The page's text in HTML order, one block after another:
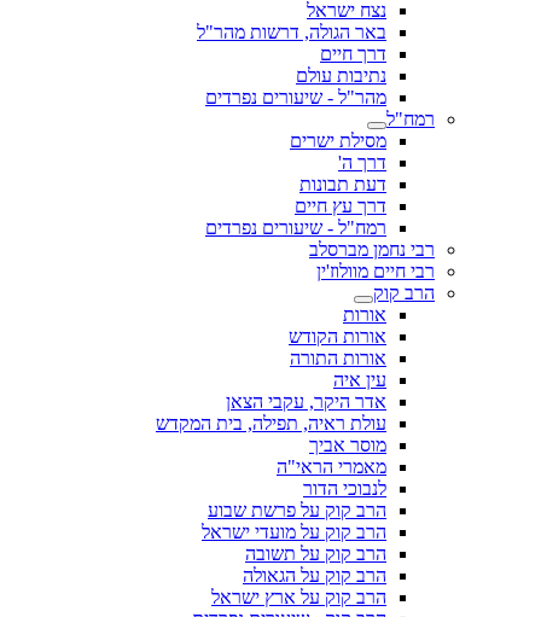
נצח ישראל
באר הגולה, דרשות מהר"ל
דרך חיים
נתיבות עולם
מהר"ל - שיעורים נפרדים
רמח"ל
מסילת ישרים
דרך ה'
דעת תבונות
דרך עץ חיים
רמח"ל - שיעורים נפרדים
רבי נחמן מברסלב
רבי חיים מוולוז'ין
הרב קוק
אורות
אורות הקודש
אורות התורה
עין איה
אדר היקר, עקבי הצאן
עולת ראיה, תפילה, בית המקדש
מוסר אביך
מאמרי הראי"ה
לנבוכי הדור
הרב קוק על פרשת שבוע
הרב קוק על מועדי ישראל
הרב קוק על תשובה
הרב קוק על הגאולה
הרב קוק על ארץ ישראל